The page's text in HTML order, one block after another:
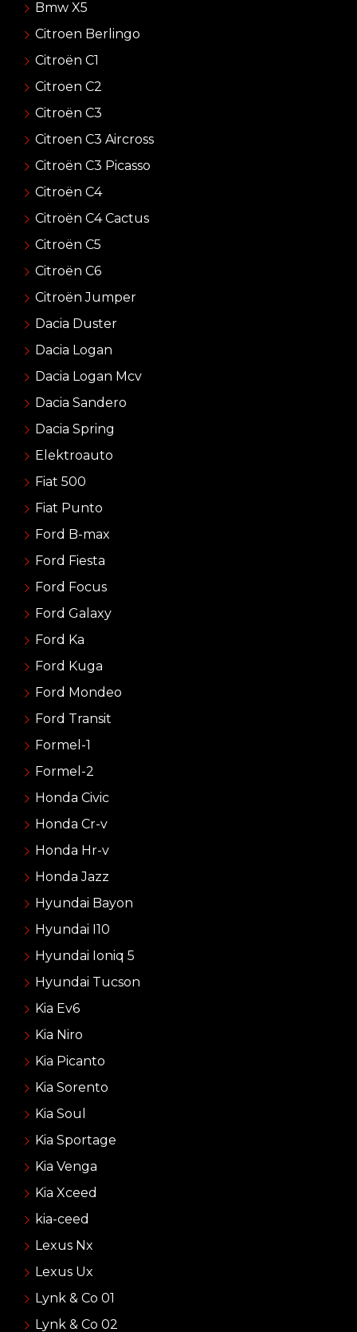
Bmw X5
Citroen Berlingo
Citroën C1
Citroen C2
Citroën C3
Citroen C3 Aircross
Citroën C3 Picasso
Citroën C4
Citroën C4 Cactus
Citroën C5
Citroën C6
Citroën Jumper
Dacia Duster
Dacia Logan
Dacia Logan Mcv
Dacia Sandero
Dacia Spring
Elektroauto
Fiat 500
Fiat Punto
Ford B-max
Ford Fiesta
Ford Focus
Ford Galaxy
Ford Ka
Ford Kuga
Ford Mondeo
Ford Transit
Formel-1
Formel-2
Honda Civic
Honda Cr-v
Honda Hr-v
Honda Jazz
Hyundai Bayon
Hyundai I10
Hyundai Ioniq 5
Hyundai Tucson
Kia Ev6
Kia Niro
Kia Picanto
Kia Sorento
Kia Soul
Kia Sportage
Kia Venga
Kia Xceed
kia-ceed
Lexus Nx
Lexus Ux
Lynk & Co 01
Lynk & Co 02